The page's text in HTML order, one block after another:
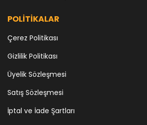
POLİTİKALAR
Çerez Politikası
Gizlilik Politikası
Üyelik Sözleşmesi
Satış Sözleşmesi
İptal ve İade Şartları